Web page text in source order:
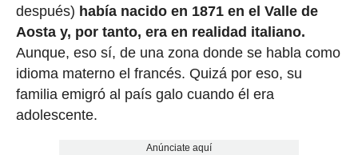
después) había nacido en 1871 en el Valle de
Aosta y, por tanto, era en realidad italiano.
Aunque, eso sí, de una zona donde se habla como
idioma materno el francés. Quizá por eso, su
familia emigró al país galo cuando él era
adolescente.
Anúnciate aquí